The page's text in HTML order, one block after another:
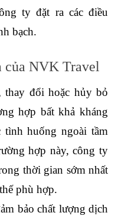
ty đặt ra các điều
bạch.
của NVK Travel
thay đổi hoặc hủy bỏ
hợp bất khả kháng
tình huống ngoài tầm
hợp này, công ty
thời gian sớm nhất
phù hợp.
bảo chất lượng dịch